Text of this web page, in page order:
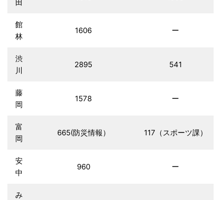
田
館
林
1606 ー
渋
川
2895 541
藤
岡
1578 ー
富
岡
665(防災情報） 117（スポーツ課）
安
中
960 ー
み